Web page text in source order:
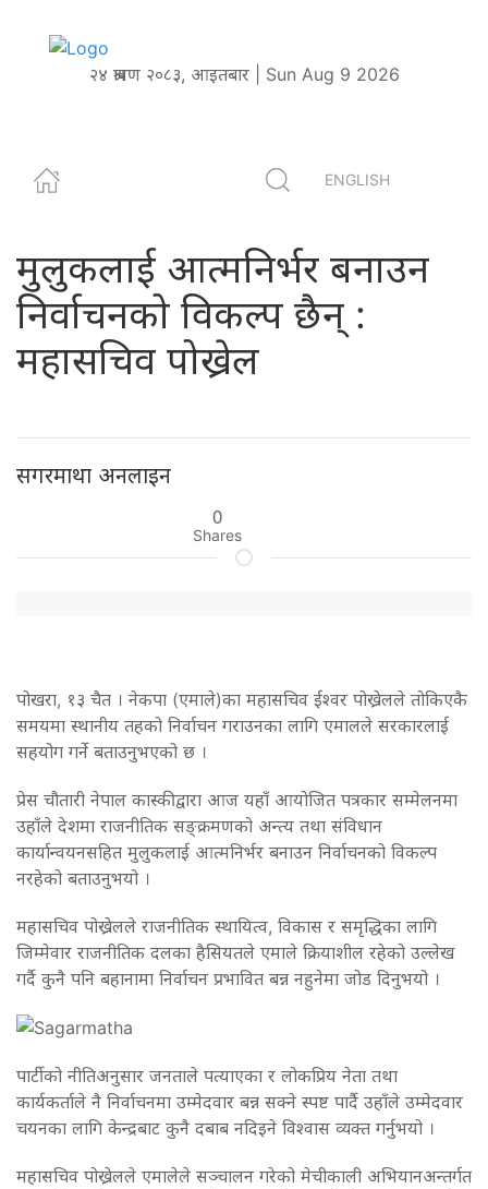
२४ श्रावण २०८३, आइतबार | Sun Aug 9 2026
ENGLISH
मुलुकलाई आत्मनिर्भर बनाउन
निर्वाचनको विकल्प छैन् :
महासचिव पोख्रेल
सगरमाथा अनलाइन
0
Shares
पोखरा, १३ चैत । नेकपा (एमाले)का महासचिव ईश्वर पोख्रेलले तोकिएकै
समयमा स्थानीय तहको निर्वाचन गराउनका लागि एमालले सरकारलाई
सहयोग गर्ने बताउनुभएको छ ।
प्रेस चौतारी नेपाल कास्कीद्वारा आज यहाँ आयोजित पत्रकार सम्मेलनमा
उहाँले देशमा राजनीतिक सङ्क्रमणको अन्त्य तथा संविधान
कार्यान्वयनसहित मुलुकलाई आत्मनिर्भर बनाउन निर्वाचनको विकल्प
नरहेको बताउनुभयो ।
महासचिव पोख्रेलले राजनीतिक स्थायित्व, विकास र समृद्धिका लागि
जिम्मेवार राजनीतिक दलका हैसियतले एमाले क्रियाशील रहेको उल्लेख
गर्दै कुनै पनि बहानामा निर्वाचन प्रभावित बन्न नहुनेमा जोड दिनुभयो ।
पार्टीको नीतिअनुसार जनताले पत्याएका र लोकप्रिय नेता तथा
कार्यकर्ताले नै निर्वाचनमा उम्मेदवार बन्न सक्ने स्पष्ट पार्दै उहाँले उम्मेदवार
चयनका लागि केन्द्रबाट कुनै दबाब नदिइने विश्वास व्यक्त गर्नुभयो ।
महासचिव पोख्रेलले एमालेले सञ्चालन गरेको मेचीकाली अभियानअन्तर्गत